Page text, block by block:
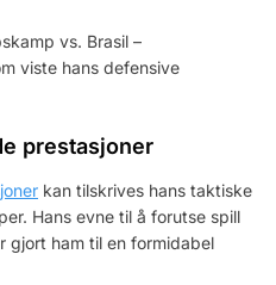
vs. Brasil –
viste hans defensive
prestasjoner
kan tilskrives hans taktiske
Hans evne til å forutse spill
gjort ham til en formidabel